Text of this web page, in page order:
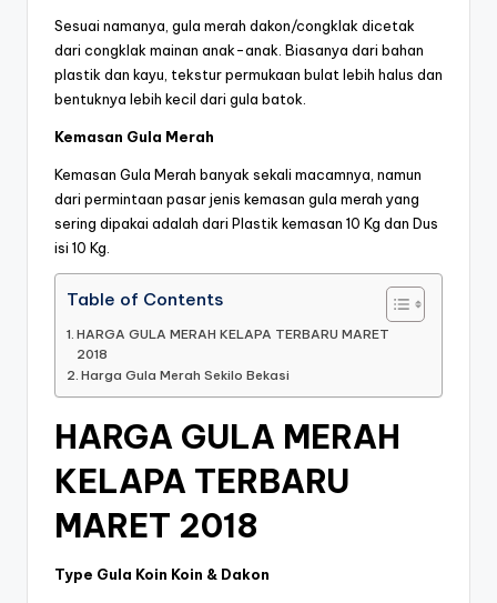
Sesuai namanya, gula merah dakon/congklak dicetak
dari congklak mainan anak-anak. Biasanya dari bahan
plastik dan kayu, tekstur permukaan bulat lebih halus dan
bentuknya lebih kecil dari gula batok.
Kemasan Gula Merah
Kemasan Gula Merah banyak sekali macamnya, namun
dari permintaan pasar jenis kemasan gula merah yang
sering dipakai adalah dari Plastik kemasan 10 Kg dan Dus
isi 10 Kg.
Table of Contents
HARGA GULA MERAH KELAPA TERBARU MARET
2018
Harga Gula Merah Sekilo Bekasi
HARGA GULA MERAH
KELAPA TERBARU
MARET 2018
Type Gula Koin Koin & Dakon